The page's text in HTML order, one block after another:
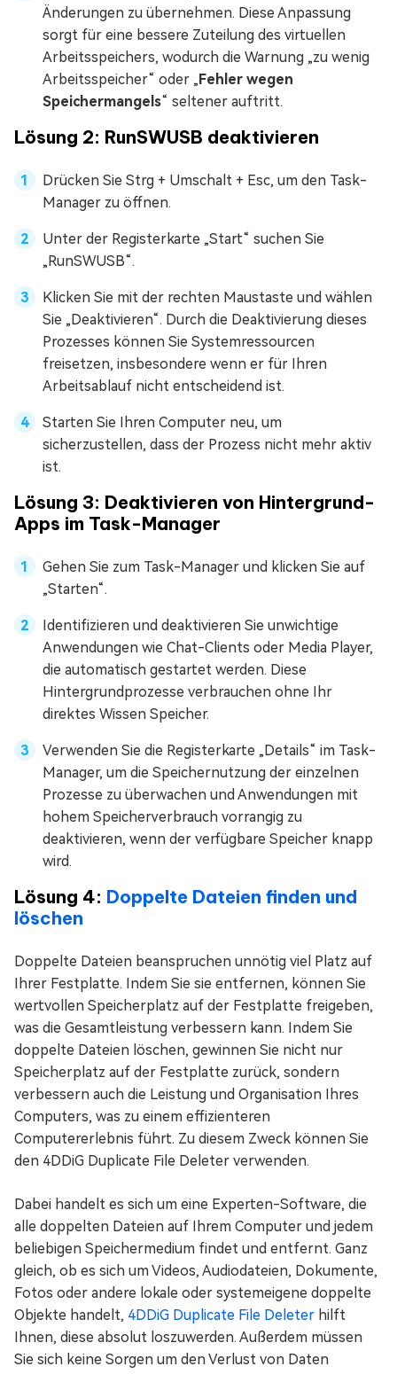
Änderungen zu übernehmen. Diese Anpassung
sorgt für eine bessere Zuteilung des virtuellen
Arbeitsspeichers, wodurch die Warnung „zu wenig
Arbeitsspeicher“ oder „Fehler wegen
Speichermangels“ seltener auftritt.
Lösung 2: RunSWUSB deaktivieren
Drücken Sie Strg + Umschalt + Esc, um den Task-
Manager zu öffnen.
Unter der Registerkarte „Start“ suchen Sie
„RunSWUSB“.
Klicken Sie mit der rechten Maustaste und wählen
Sie „Deaktivieren“. Durch die Deaktivierung dieses
Prozesses können Sie Systemressourcen
freisetzen, insbesondere wenn er für Ihren
Arbeitsablauf nicht entscheidend ist.
Starten Sie Ihren Computer neu, um
sicherzustellen, dass der Prozess nicht mehr aktiv
ist.
Lösung 3: Deaktivieren von Hintergrund-
Apps im Task-Manager
Gehen Sie zum Task-Manager und klicken Sie auf
„Starten“.
Identifizieren und deaktivieren Sie unwichtige
Anwendungen wie Chat-Clients oder Media Player,
die automatisch gestartet werden. Diese
Hintergrundprozesse verbrauchen ohne Ihr
direktes Wissen Speicher.
Verwenden Sie die Registerkarte „Details“ im Task-
Manager, um die Speichernutzung der einzelnen
Prozesse zu überwachen und Anwendungen mit
hohem Speicherverbrauch vorrangig zu
deaktivieren, wenn der verfügbare Speicher knapp
wird.
Lösung 4: Doppelte Dateien finden und
löschen
Doppelte Dateien beanspruchen unnötig viel Platz auf
Ihrer Festplatte. Indem Sie sie entfernen, können Sie
wertvollen Speicherplatz auf der Festplatte freigeben,
was die Gesamtleistung verbessern kann. Indem Sie
doppelte Dateien löschen, gewinnen Sie nicht nur
Speicherplatz auf der Festplatte zurück, sondern
verbessern auch die Leistung und Organisation Ihres
Computers, was zu einem effizienteren
Computererlebnis führt. Zu diesem Zweck können Sie
den 4DDiG Duplicate File Deleter verwenden.
Dabei handelt es sich um eine Experten-Software, die
alle doppelten Dateien auf Ihrem Computer und jedem
beliebigen Speichermedium findet und entfernt. Ganz
gleich, ob es sich um Videos, Audiodateien, Dokumente,
Fotos oder andere lokale oder systemeigene doppelte
Objekte handelt, 4DDiG Duplicate File Deleter hilft
Ihnen, diese absolut loszuwerden. Außerdem müssen
Sie sich keine Sorgen um den Verlust von Daten